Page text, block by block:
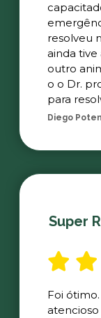
resolveu
ainda
outro
o o Dr.
para
Diego
Super
Foi